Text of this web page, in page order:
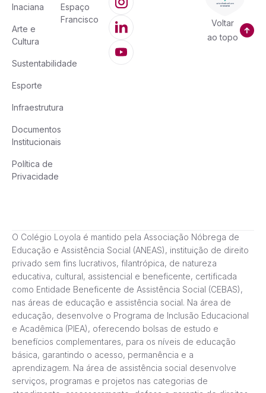
Inaciana
Arte e
Cultura
Sustentabilidade
Esporte
Infraestrutura
Documentos
Institucionais
Política de
Privacidade
Espaço
Francisco
Voltar
ao topo
O Colégio Loyola é mantido pela Associação Nóbrega de
Educação e Assistência Social (ANEAS), instituição de direito
privado sem fins lucrativos, filantrópica, de natureza
educativa, cultural, assistencial e beneficente, certificada
como Entidade Beneficente de Assistência Social (CEBAS),
nas áreas de educação e assistência social. Na área de
educação, desenvolve o Programa de Inclusão Educacional
e Acadêmica (PIEA), oferecendo bolsas de estudo e
benefícios complementares, para os níveis de educação
básica, garantindo o acesso, permanência e a
aprendizagem. Na área de assistência social desenvolve
serviços, programas e projetos nas categorias de